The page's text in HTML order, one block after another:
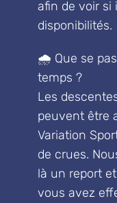
afin de voir si
disponibilités.
🌧 Que se
temps ?
Les
peuvent être
Variation
de crues.
là un report
vous avez